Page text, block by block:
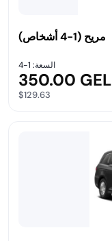
مريح (1-4 أشخاص)
السعة: 1-4
350.00 GEL
$129.63